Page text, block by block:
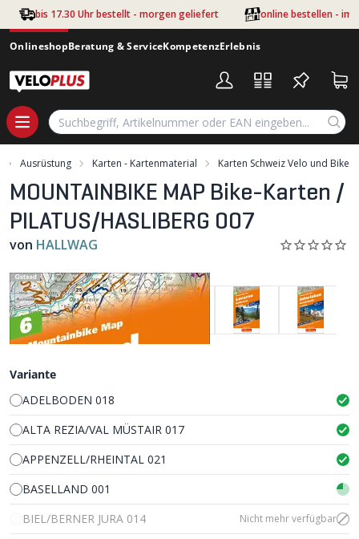
Zum Hauptinhalt springen
bis 17.30 Uhr bestellt - morgen geliefert online bestellen - im
OnlineshopBeratung & ServiceKompetenzErlebnis
Ausrüstung Karten - Kartenmaterial Karten Schweiz Velo und Bike
MOUNTAINBIKE MAP Bike-Karten /
PILATUS/HASLIBERG 007
von HALLWAG
Variante
ADELBODEN 018
ALTA REZIA/VAL MÜSTAIR 017
APPENZELL/RHEINTAL 021
BASELLAND 001
BIEL/BERNER JURA 014
Nicht mehr verfügbar